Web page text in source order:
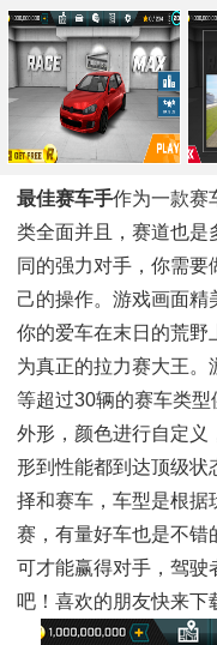
最佳赛车手作为一款赛
类全面并且，赛道也是
同的强力对手，你需要
己的操作。游戏画面精
你的爱车在末日的荒野
为真正的拉力赛大王
等超过30辆的赛车类
外形，颜色进行自定义
形到性能都到达顶级状
择和赛车，车型是根据
赛，有量好车也是不错
可才能赢得对手，驾驶
吧！喜欢的朋友快来下